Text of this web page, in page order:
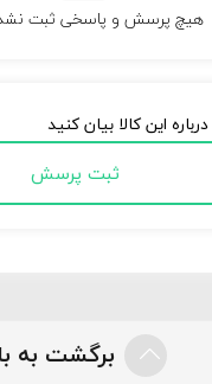
هیچ پرسش و پاسخی ثبت
این کالا بیان کنید
ثبت پرسش
برگشت به